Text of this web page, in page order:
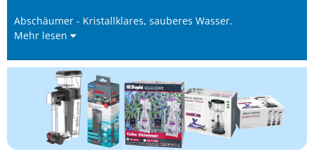
Abschäumer - Kristallklares, sauberes Wasser.
Mehr lesen